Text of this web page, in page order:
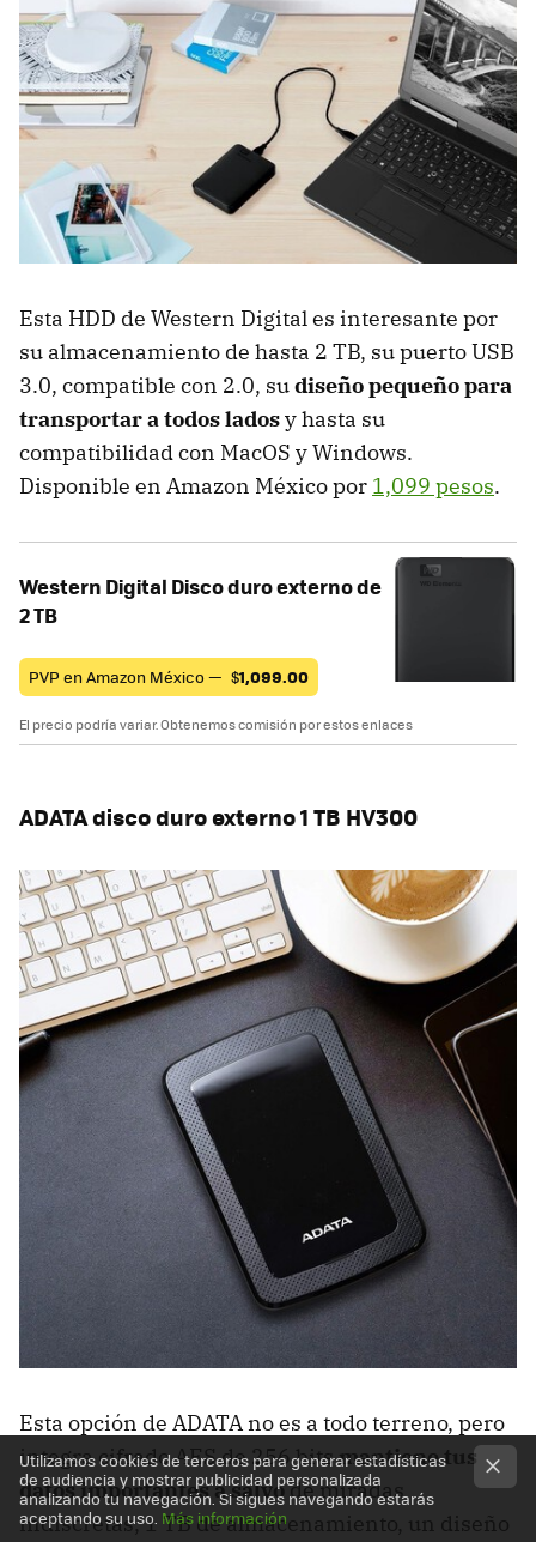
Esta HDD de ‎Western Digital es interesante por
su almacenamiento de hasta 2 TB, su puerto USB
3.0, compatible con 2.0, sudiseño pequeño para
transportar a todos ladosy hasta su
compatibilidad con MacOS y Windows.
Disponible en Amazon México por 1,099 pesos.
Western Digital Disco duro externo de
2 TB
PVP en Amazon México — $1,099.00
El precio podría variar. Obtenemos comisión por estos enlaces
ADATA disco duro externo 1 TB HV300
Esta opción de ADATA no es a todo terreno, pero
integra cifrado AES de 256 bitsmantiene tus
datos importantes a salvode miradas
indiscretas, 1 TB de almacenamiento, un diseño
Utilizamos cookies de terceros para generar estadísticas
de audiencia y mostrar publicidad personalizada
analizando tu navegación. Si sigues navegando estarás
aceptando su uso. Más información